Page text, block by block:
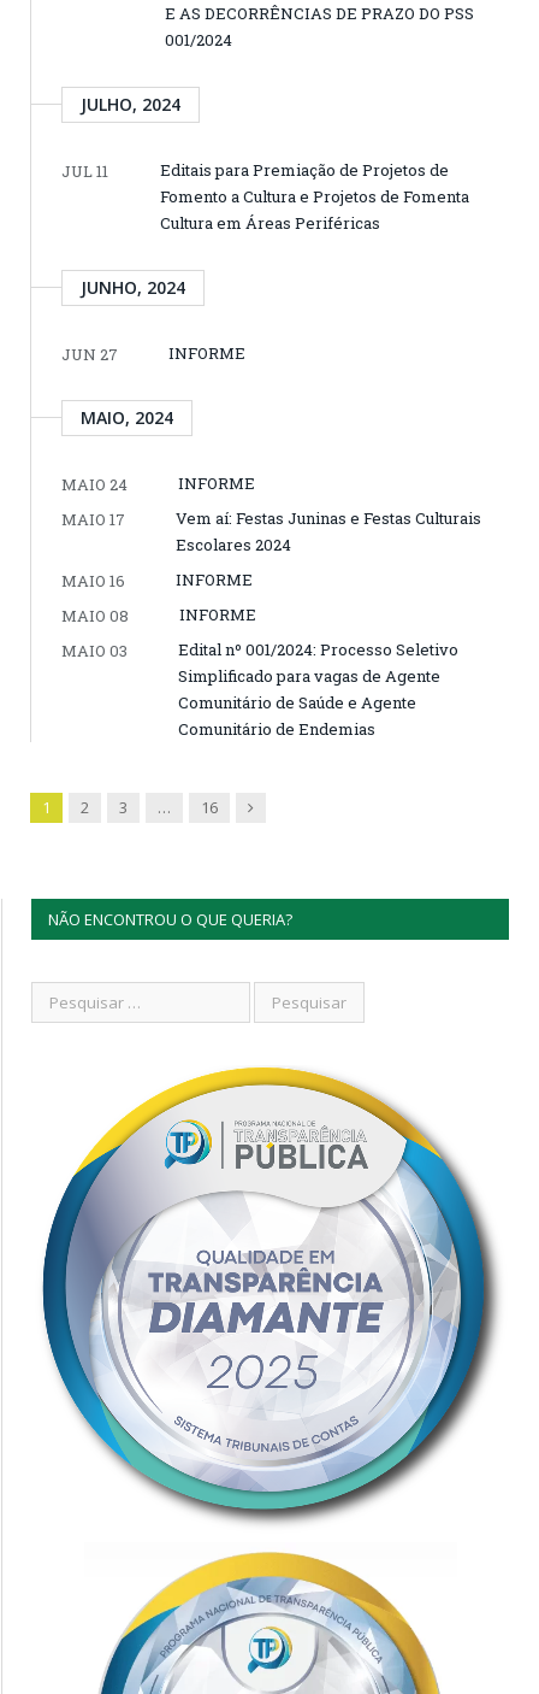
E AS DECORRÊNCIAS DE PRAZO DO PSS
001/2024
JULHO, 2024
JUL 11
Editais para Premiação de Projetos de
Fomento a Cultura e Projetos de Fomenta
Cultura em Áreas Periféricas
JUNHO, 2024
JUN 27 INFORME
MAIO, 2024
MAIO 24
INFORME
MAIO 17
Vem aí: Festas Juninas e Festas Culturais
Escolares 2024
MAIO 16
INFORME
MAIO 08
INFORME
MAIO 03
Edital nº 001/2024: Processo Seletivo
Simplificado para vagas de Agente
Comunitário de Saúde e Agente
Comunitário de Endemias
1 2 3 … 16 Next
NÃO ENCONTROU O QUE QUERIA?